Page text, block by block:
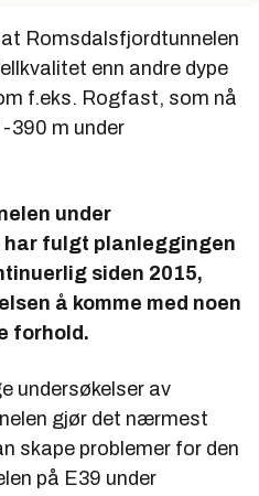
Romsdalsfjordtunnelen
enn andre dype
f.eks. Rogfast, som nå
390 m under
under
har fulgt planleggingen
siden 2015,
å komme med noen
forhold.
undersøkelser av
gjør det nærmest
skape problemer for den
på E39 under